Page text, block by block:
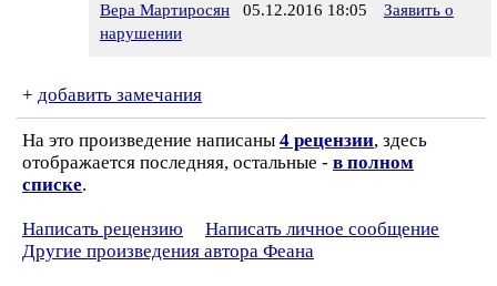
Вера Мартиросян 05.12.2016 18:05
Заявить о
нарушении
+ добавить замечания
На это произведение написаны 4 рецензии, здесь
отображается последняя, остальные - в полном
списке.
Написать рецензию
Написать личное сообщение
Другие произведения автора Феана